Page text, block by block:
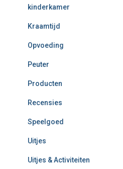
kinderkamer
Kraamtijd
Opvoeding
Peuter
Producten
Recensies
Speelgoed
Uitjes
Uitjes & Activiteiten